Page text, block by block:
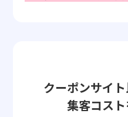
クーポンサイト
集客コス